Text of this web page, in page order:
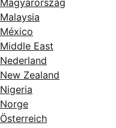
Malaysia
México
Middle East
Nederland
New Zealand
Nigeria
Norge
Österreich